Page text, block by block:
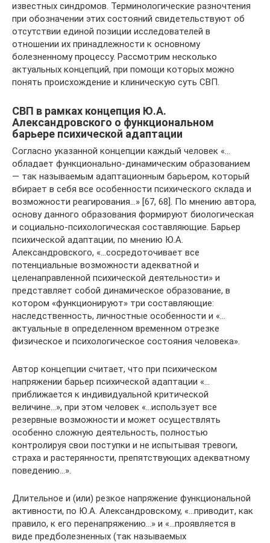
известных синдромов. Терминологические разночтения
при обозначении этих состояний свидетельствуют об
отсутствии единой позиции исследователей в
отношении их принадлежности к основному
болезненному процессу. Рассмотрим несколько
актуальных концепций, при помощи которых можно
понять происхождение и клиническую суть СВП.
СВП в рамках концепция Ю.А.
Александровского о функциональном
барьере психической адаптации
Согласно указанной концепции каждый человек «…
обладает функционально-динамическим образованием
— так называемым адаптационным барьером, который
вбирает в себя все особенности психического склада и
возможности реагирования…» [67, 68]. По мнению автора,
основу данного образования формируют биологическая
и социально-психологическая составляющие. Барьер
психической адаптации, по мнению Ю.А.
Александровского, «…сосредоточивает все
потенциальные возможности адекватной и
целенаправленной психической деятельности» и
представляет собой динамическое образование, в
котором «функционируют» три составляющие:
наследственность, личностные особенности и «…
актуальные в определенном временном отрезке
физическое и психологическое состояния человека».
Автор концепции считает, что при психическом
напряжении барьер психической адаптации «…
приближается к индивидуальной критической
величине…», при этом человек «…использует все
резервные возможности и может осуществлять
особенно сложную деятельность, полностью
контролируя свои поступки и не испытывая тревоги,
страха и растерянности, препятствующих адекватному
поведению…».
Длительное и (или) резкое напряжение функциональной
активности, по Ю.А. Александровскому, «…приводит, как
правило, к его перенапряжению…» и «…проявляется в
виде предболезненных (так называемых